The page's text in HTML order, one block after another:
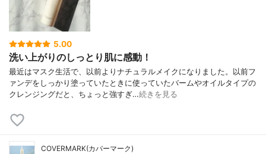
5.00
洗い上がりのしっとり肌に感動！
最近はマスク生活で、以前よりナチュラルメイクになりました。以前フ
ァンデをしっかり塗っていたときに使っていたバームやオイルタイプの
クレンジングだと、ちょっと強すぎ…続きを見る
COVERMARK(カバーマーク)